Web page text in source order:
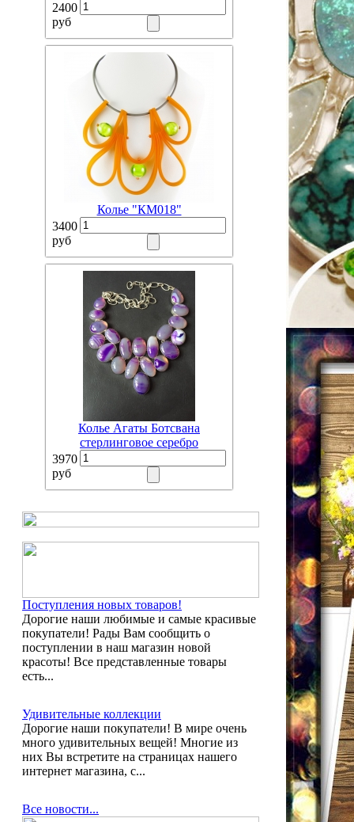
2400
руб
Колье "КМ018"
3400
руб
Колье Агаты Ботсвана
стерлинговое серебро
3970
руб
Поступления новых товаров!
Дорогие наши любимые и самые красивые
покупатели! Рады Вам сообщить о
поступлении в наш магазин новой
красоты! Все представленные товары
есть...
Удивительные коллекции
Дорогие наши покупатели! В мире очень
много удивительных вещей! Многие из
них Вы встретите на страницах нашего
интернет магазина, с...
Все новости...